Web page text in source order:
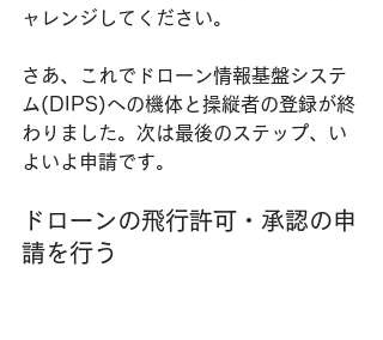
ャレンジしてください。
さあ、これでドローン情報基盤システ
ム(DIPS)への機体と操縦者の登録が終
わりました。​次は最後のステップ、い
よいよ申請です。
ドローンの飛行許可・承認の申
請を行う